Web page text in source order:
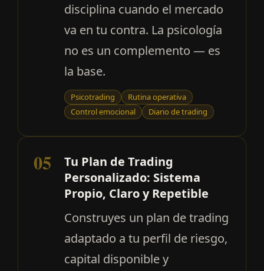
disciplina cuando el mercado
va en tu contra. La psicología
no es un complemento — es
la base.
Psicotrading
Rutina operativa
Control emocional
Diario de trading
05
Tu Plan de Trading
Personalizado: Sistema
Propio, Claro y Repetible
Construyes un plan de trading
adaptado a tu perfil de riesgo,
capital disponible y